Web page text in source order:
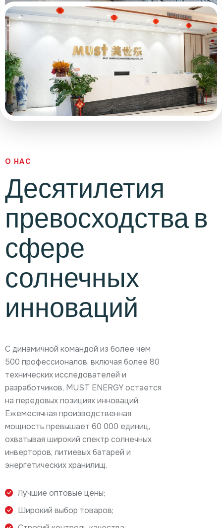
О НАС
Десятилетия
превосходства в
сфере
солнечных
инноваций
С динамичной командой из более чем
500 профессионалов, включая более 80
технических исследователей и
разработчиков, MUST ENERGY остается
на передовых позициях инноваций.
Ежемесячная производственная
мощность превышает 60 000 единиц,
охватывая широкий спектр солнечных
инверторов, литиевых батарей и
энергетических хранилищ.
Лучшие оптовые цены;
Широкий выбор товаров;